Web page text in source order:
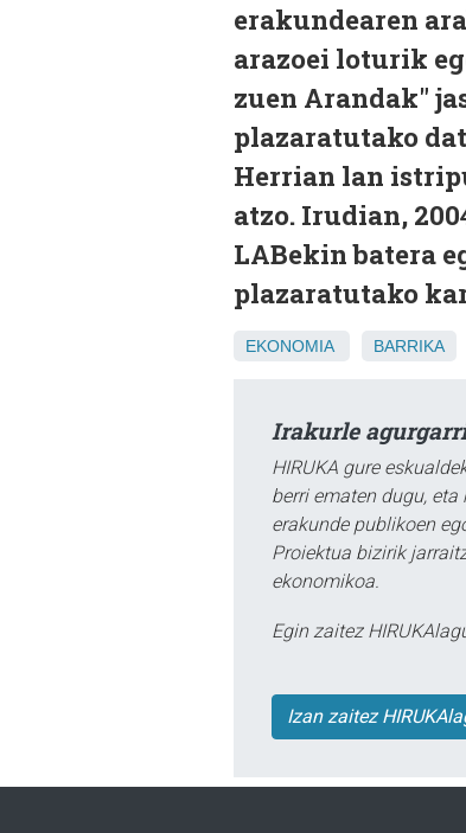
erakundearen
arazoei loturik
zuen Arandak"
plazaratutako
Herrian lan
atzo. Irudian,
LABekin batera
plazaratutako
EKONOMIA BARRIKA
Irakurle
HIRUKA gure
berri ematen dugu,
erakunde publikoen
Proiektua bizirik
ekonomikoa.
Egin zaitez
Izan zaitez